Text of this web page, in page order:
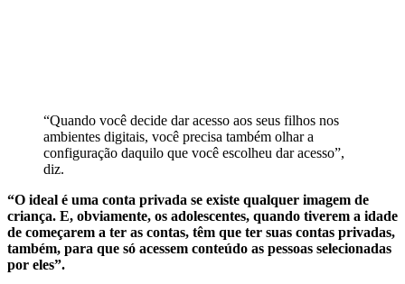
“Quando você decide dar acesso aos seus filhos nos
ambientes digitais, você precisa também olhar a
configuração daquilo que você escolheu dar acesso”,
diz.
“O ideal é uma conta privada se existe qualquer imagem de
criança. E, obviamente, os adolescentes, quando tiverem a idade
de começarem a ter as contas, têm que ter suas contas privadas,
também, para que só acessem conteúdo as pessoas selecionadas
por eles”.